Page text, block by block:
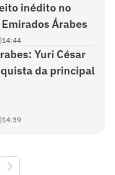
inédito no
Árabes
14:44
Yuri César
da principal
14:39